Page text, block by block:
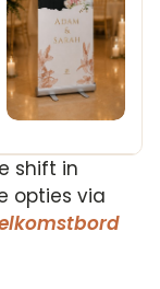
shift in
opties via